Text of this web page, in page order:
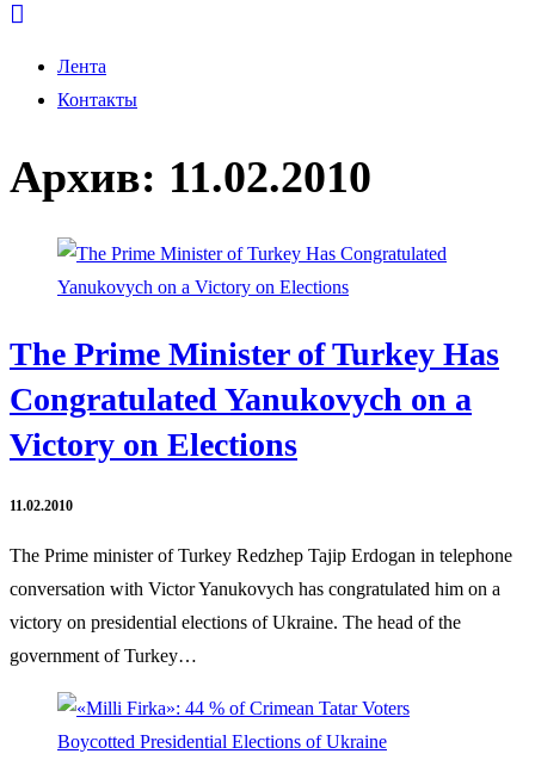
Лента
Контакты
Архив: 11.02.2010
The Prime Minister of Turkey Has
Congratulated Yanukovych on a
Victory on Elections
11.02.2010
The Prime minister of Turkey Redzhep Tajip Erdogan in telephone
conversation with Victor Yanukovych has congratulated him on a
victory on presidential elections of Ukraine. The head of the
government of Turkey…